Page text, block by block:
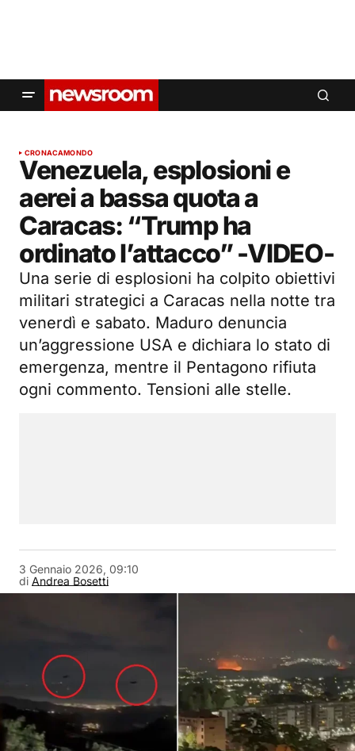
CRONACAMONDO
Venezuela, esplosioni e
aerei a bassa quota a
Caracas: “Trump ha
ordinato l’attacco” -VIDEO-
Una serie di esplosioni ha colpito obiettivi
militari strategici a Caracas nella notte tra
venerdì e sabato. Maduro denuncia
un’aggressione USA e dichiara lo stato di
emergenza, mentre il Pentagono rifiuta
ogni commento. Tensioni alle stelle.
di Andrea Bosetti
3 Gennaio 2026, 09:10